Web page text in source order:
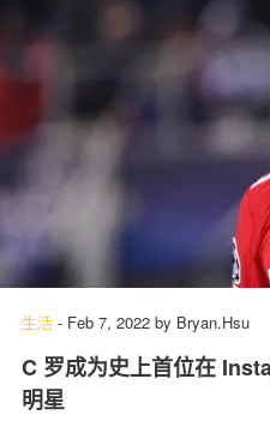
生活 - Feb 7, 2022 by Bryan.Hsu
C 罗成为史上首位在
明星